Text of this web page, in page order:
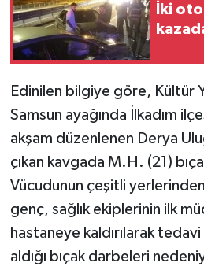
İki
Edinilen bilgiye göre, Kültür
Samsun ayağında İlkadım
akşam düzenlenen Derya
çıkan kavgada M.H. (21)
Vücudunun çeşitli
genç, sağlık ekiplerinin ilk
hastaneye kaldırılarak tedavi
aldığı bıçak darbeleri